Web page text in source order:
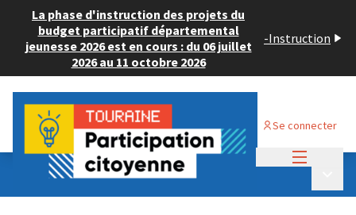
La phase d'instruction des projets du
budget participatif départemental
jeunesse 2026 est en cours : du 06 juillet
2026 au 11 octobre 2026
-Instruction
Se connecter
Budget Participatif ADULTE 2024
💡 Déposer un projet